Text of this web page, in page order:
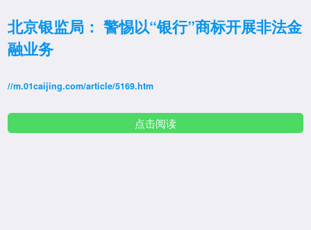
北京银监局： 警惕以“银行”商标开展非法金
融业务
//m.01caijing.com/article/5169.htm
点击阅读